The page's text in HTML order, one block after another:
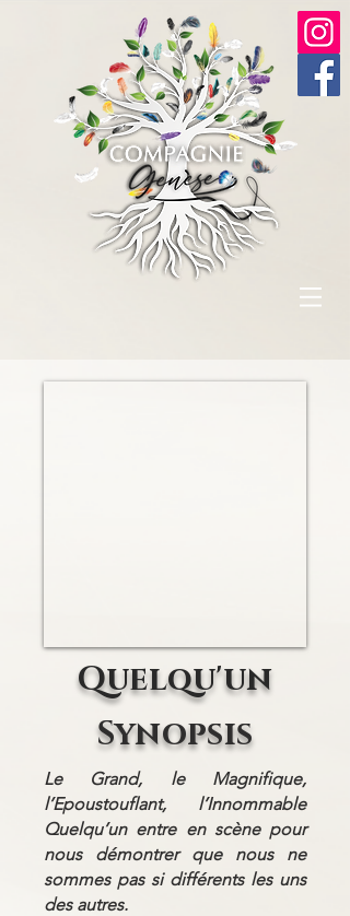
Quelqu'un
Synopsis
Le Grand, le Magnifique,
l’Epoustouflant, l’Innommable
Quelqu’un entre en scène pour
nous démontrer que nous ne
sommes pas si différents les uns
des autres.